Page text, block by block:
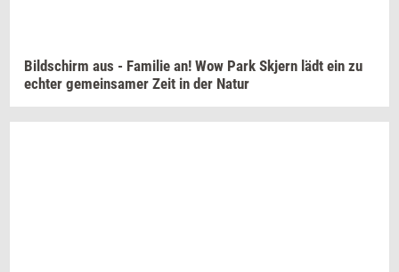
Bilds­chirm aus - Fa­mi­lie an! Wow Park Skjern lädt ein zu
ech­ter ge­me­in­sa­mer Zeit in der Natur